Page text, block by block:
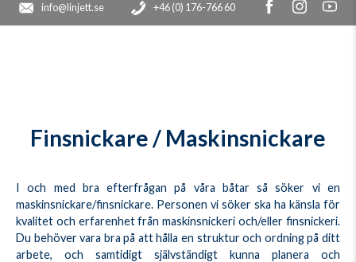
info@linjett.se +46 (0) 176-766 60
Finsnickare / Maskinsnickare
I och med bra efterfrågan på våra båtar så söker vi en
maskinsnickare/finsnickare. Personen vi söker ska ha känsla för
kvalitet och erfarenhet från maskinsnickeri och/eller finsnickeri.
Du behöver vara bra på att hålla en struktur och ordning på ditt
arbete, och samtidigt självständigt kunna planera och